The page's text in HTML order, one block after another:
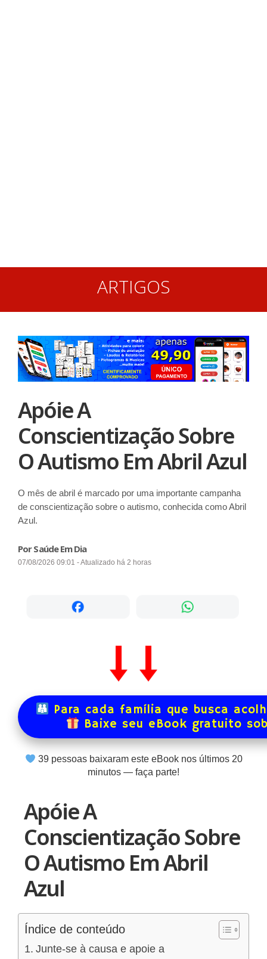
ARTIGOS
Apóie A
Conscientização Sobre
O Autismo Em Abril Azul
O mês de abril é marcado por uma importante campanha
de conscientização sobre o autismo, conhecida como Abril
Azul.
Por Saúde Em Dia
07/08/2026 09:01 - Atualizado há 2 horas
Para cada família que busca
Baixe seu eBook gratuito
39pessoas baixaram este eBook nos últimos 20
minutos — faça parte!
Apóie A
Conscientização Sobre
O Autismo Em Abril
Azul
Índice de conteúdo
Junte-se à causa e apoie a